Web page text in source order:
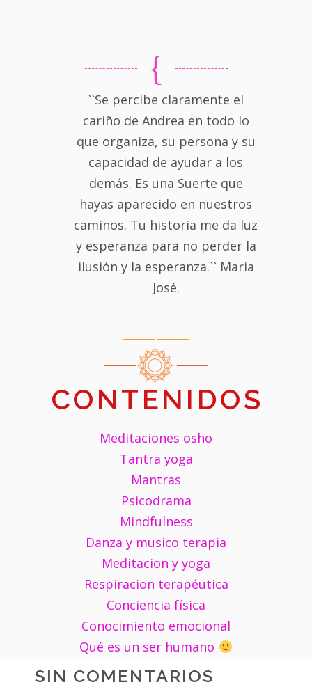
``Se percibe claramente el
cariño de Andrea en todo lo
que organiza, su persona y su
capacidad de ayudar a los
demás. Es una Suerte que
hayas aparecido en nuestros
caminos. Tu historia me da luz
y esperanza para no perder la
ilusión y la esperanza.`` Maria
José.
CONTENIDOS
Meditaciones osho
Tantra yoga
Mantras
Psicodrama
Mindfulness
Danza y musico terapia
Meditacion y yoga
Respiracion terapéutica
Conciencia física
Conocimiento emocional
Qué es un ser humano
SIN COMENTARIOS